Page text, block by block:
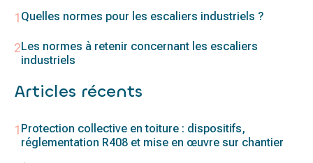
Quelles normes pour les escaliers industriels ?
Les normes à retenir concernant les escaliers
industriels
Articles récents
Protection collective en toiture : dispositifs,
réglementation R408 et mise en œuvre sur chantier